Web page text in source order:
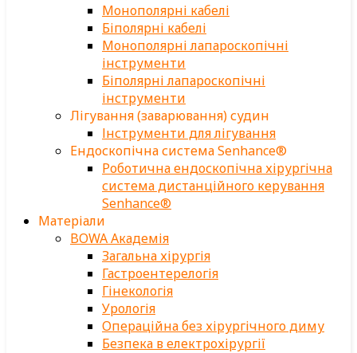
Монополярні кабелі
Біполярні кабелі
Монополярні лапароскопічні
інструменти
Біполярні лапароскопічні
інструменти
Лігування (заварювання) судин
Інструменти для лігування
Ендоскопічна система Senhance®
Роботична ендоскопічна хірургічна
система дистанційного керування
Senhance®
Матеріали
BOWA Академія
Загальна хірургія
Гастроентерелогія
Гінекологія
Урологія
Операційна без хірургічного диму
Безпека в електрохірургії